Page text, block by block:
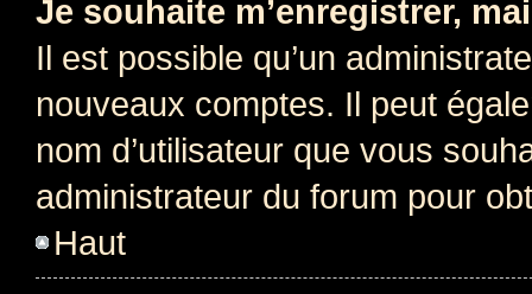
Je souhaite m’enregistrer,
Il est possible qu’un
nouveaux comptes. Il peut
nom d’utilisateur que vous
administrateur du forum pour
Haut